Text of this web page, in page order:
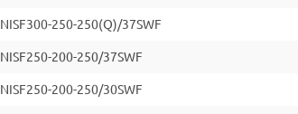
NISF300-250-250(Q)/37SWF
NISF250-200-250/37SWF
NISF250-200-250/30SWF